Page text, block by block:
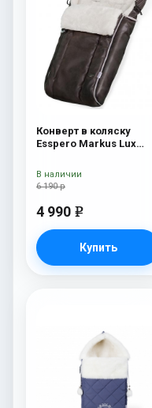
Конверт в коляску
Esspero Markus Lux
овечья шерсть) Brown
6 190 р
4 990 e
Купить
В наличии